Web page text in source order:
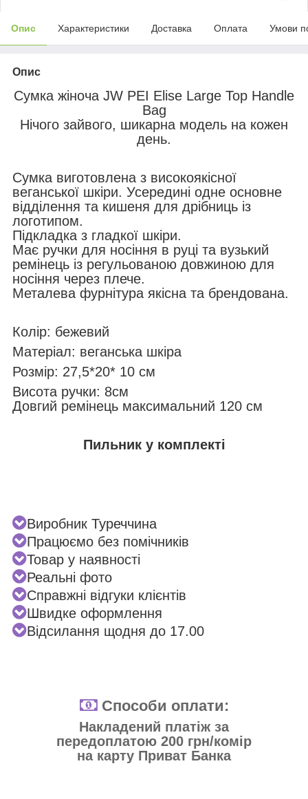
Опис Характеристики Доставка Оплата Умови
Опис
Сумка жіноча JW PEI Elise Large Top Handle
Bag
Нічого зайвого, шикарна модель на кожен
день.
Сумка виготовлена з високоякісної
веганської шкіри. Усередині одне основне
відділення та кишеня для дрібниць із
логотипом.
Підкладка з гладкої шкіри.
Має ручки для носіння в руці та вузький
ремінець із регульованою довжиною для
носіння через плече.
Металева фурнітура якісна та брендована.
Колір: бежевий
Матеріал: веганська шкіра
Розмір: 27,5*20* 10 см
Висота ручки: 8см
Довгий ремінець максимальний 120 см
Пильник у комплекті
Виробник Туреччина
Працюємо без помічників
Товар у наявності
Реальні фото
Справжні відгуки клієнтів
Швидке оформлення
Відсилання щодня до 17.00
Способи оплати:
Накладений платіж за
передоплатою 200 грн/комір
на карту Приват Банка